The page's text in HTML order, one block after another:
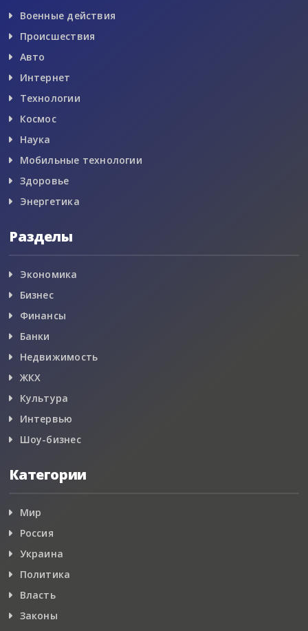
Военные действия
Происшествия
Авто
Интернет
Технологии
Космос
Наука
Мобильные технологии
Здоровье
Энергетика
Разделы
Экономика
Бизнес
Финансы
Банки
Недвижимость
ЖКХ
Культура
Интервью
Шоу-бизнес
Категории
Мир
Россия
Украина
Политика
Власть
Законы